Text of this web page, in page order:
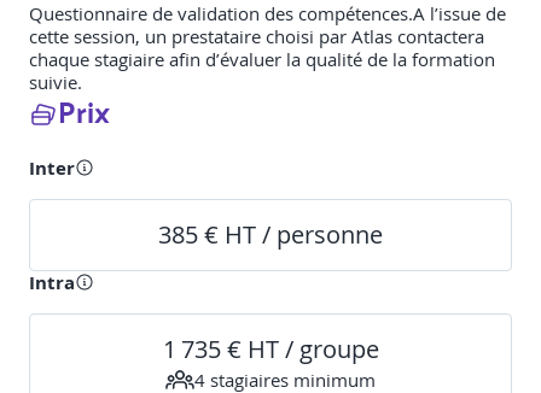
Questionnaire de validation des compétences.A l’issue de
cette session, un prestataire choisi par Atlas contactera
chaque stagiaire afin d’évaluer la qualité de la formation
suivie.
Prix
Inter
385 € HT / personne
Intra
1 735 € HT / groupe
4 stagiaires minimum